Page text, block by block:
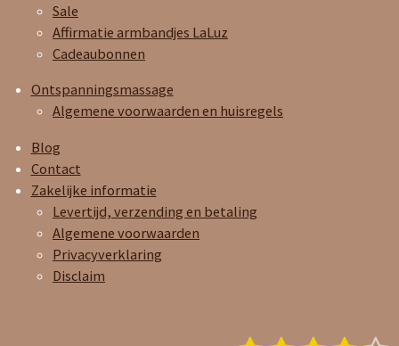
Sale
Affirmatie armbandjes LaLuz
Cadeaubonnen
Ontspanningsmassage
Algemene voorwaarden en huisregels
Blog
Contact
Zakelijke informatie
Levertijd, verzending en betaling
Algemene voorwaarden
Privacyverklaring
Disclaim